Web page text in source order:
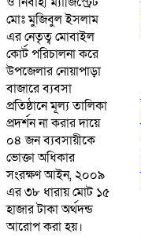
মোঃ মুজিবুল ইসলাম
এর নেতৃত্ব মোবাইল
কোর্ট পরিচালনা করে
উপজেলার নোয়াপাড়া
বাজারে ব্যবসা
প্রতিষ্ঠানে মূল্য তালিকা
প্রদর্শন না করার দায়ে
০৪ জন ব্যবসায়ীকে
ভোক্তা অধিকার
সংরক্ষণ আইন, ২০০৯
এর ৩৮ ধারায় মোট ১৫
হাজার টাকা অর্থদন্ড
আরোপ করা হয়।